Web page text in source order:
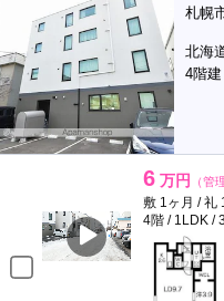
札幌
北海
4階
6 万円 （管
敷 1ヶ月 / 礼
4階 / 1LDK /